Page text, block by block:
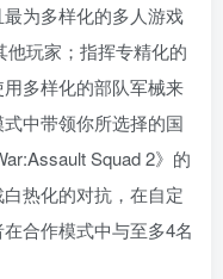
为多样化的多人游戏
玩家；指挥专精化的
多样化的部队军械来
中带领你所选择的国
Squad 2》的
热化的对抗，在自定
合作模式中与至多4名